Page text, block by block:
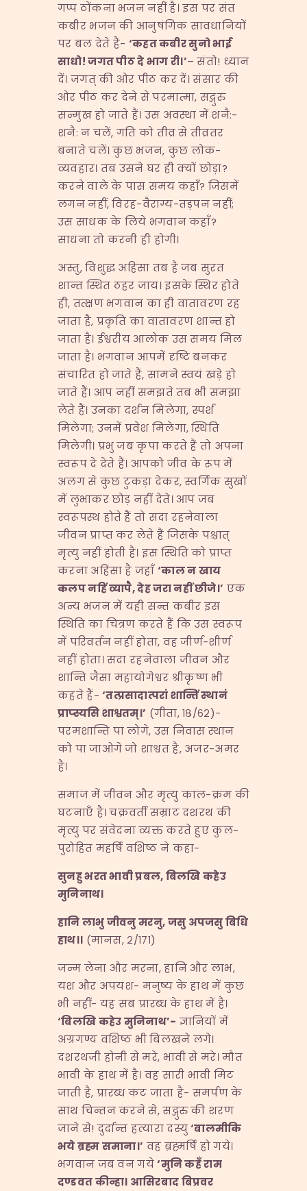
गप्प ठोंकना भजन नहीं है। इस पर संत
कबीर भजन की आनुषंगिक सावधानियों
पर बल देते हैं- ‘कहतकबीरसुनोभाई
साधो!जगतपीठदेभागरी।’– संतो! ध्यान
दें। जगत् की ओर पीठ कर दें। संसार की
ओर पीठ कर देने से परमात्मा, सद्गुरु
सन्मुख हो जाते हैं। उस अवस्था में शनै:-
शनै: न चलें, गति को तीव्र से तीव्रतर
बनाते चलें। कुछ भजन, कुछ लोक-
व्यवहार। तब उसने घर ही क्यों छोड़ा?
करने वाले के पास समय कहाँ? जिसमें
लगन नहीं, विरह-वैराग्य-तड़पन नहीं;
उस साधक के लिये भगवान कहाँ?
साधना तो करनी ही होगी।
अस्तु, विशुद्ध अहिंसा तब है जब सुरत
शान्त स्थित ठहर जाय। इसके स्थिर होते
ही, तत्क्षण भगवान का ही वातावरण रह
जाता है, प्रकृति का वातावरण शान्त हो
जाता है। ईश्वरीय आलोक उस समय मिल
जाता है। भगवान आपमें दृष्टि बनकर
संचारित हो जाते हैं, सामने स्वयं खड़े हो
जाते हैं। आप नहीं समझते तब भी समझा
लेते हैं। उनका दर्शन मिलेगा, स्पर्श
मिलेगा; उनमें प्रवेश मिलेगा, स्थिति
मिलेगी। प्रभु जब कृपा करते हैं तो अपना
स्वरूप दे देते हैं। आपको जीव के रूप में
अलग से कुछ टुकड़ा देकर, स्वर्गिक सुखों
में लुभाकर छोड़ नहीं देते। आप जब
स्वरूपस्थ होते हैं तो सदा रहनेवाला
जीवन प्राप्त कर लेते हैं जिसके पश्चात्
मृत्यु नहीं होती है। इस स्थिति को प्राप्त
करना अहिंसा है जहाँ ‘कालनखाय
कलपनहिंव्यापै,देहजरानहींछीजे।’ एक
अन्य भजन में यही सन्त कबीर इस
स्थिति का चित्रण करते हैं कि उस स्वरूप
में परिवर्तन नहीं होता, वह जीर्ण-शीर्ण
नहीं होता। सदा रहनेवाला जीवन और
शान्ति जैसा महायोगेश्वर श्रीकृष्ण भी
कहते हैं-‘तत्प्रसादात्परांशान्तिंस्थानं
प्राप्स्यसिशाश्वतम्।’ (गीता, १८/६२)-
परमशान्ति पा लोगे, उस निवास स्थान
को पा जाओगे जो शाश्वत है, अजर-अमर
है।
समाज में जीवन और मृत्यु काल-क्रम की
घटनाएँ है। चक्रवर्ती सम्राट दशरथ की
मृत्यु पर संवेदना व्यक्त करते हुए कुल-
पुरोहित महर्षि वशिष्ठ ने कहा-
सुनहुभरतभावीप्रबल,बिलखिकहेउ
मुनिनाथ।
हानिलाभुजीवनुमरनु,जसु अपजसुबिधि
हाथ।। (मानस, २/१७१)
जन्म लेना और मरना, हानि और लाभ,
यश और अपयश- मनुष्य के हाथ में कुछ
भी नहीं- यह सब प्रारब्ध के हाथ में है।
‘बिलखिकहेउमुनिनाथ’- ज्ञानियों में
अग्रगण्य वशिष्ठ भी बिलखने लगे।
दशरथजी होनी से मरे, भावी से मरे। मौत
भावी के हाथ में है। वह सारी भावी मिट
जाती है, प्रारब्ध कट जाता है- समर्पण के
साथ चिन्तन करने से, सद्गुरु की शरण
जाने से! दुर्दान्त हत्यारा दस्यु‘बालमीकि
भयेब्रह्मसमाना।’ वह ब्रह्मर्षि हो गये।
भगवान जब वन गये‘मुनिकहँराम
दण्डवतकीन्हा। आसिरबादबिप्रवर